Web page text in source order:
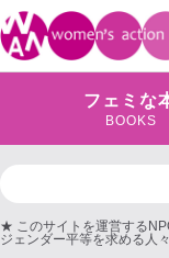
フェミな
BOOKS
★ このサイトを運営する
ジェンダー平等を求める人